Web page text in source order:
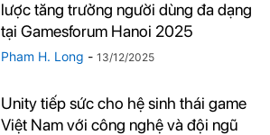
lược tăng trưởng người dùng đa dạng
tại Gamesforum Hanoi 2025
Pham H. Long - 13/12/2025
Unity tiếp sức cho hệ sinh thái game
Việt Nam với công nghệ và đội ngũ